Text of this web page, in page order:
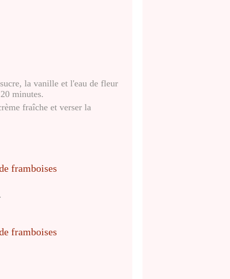
la vanille et l'eau de fleur
minutes.
fraîche et verser la